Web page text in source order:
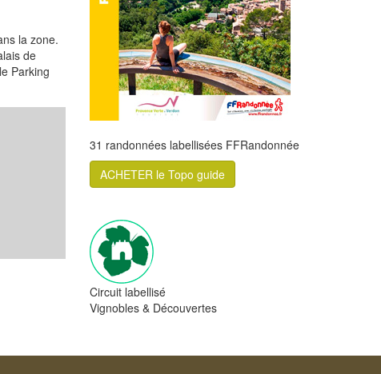
la zone.
de
Parking
31 randonnées labellisées FFRandonnée
ACHETER le Topo guide
Circuit labellisé
Vignobles & Découvertes